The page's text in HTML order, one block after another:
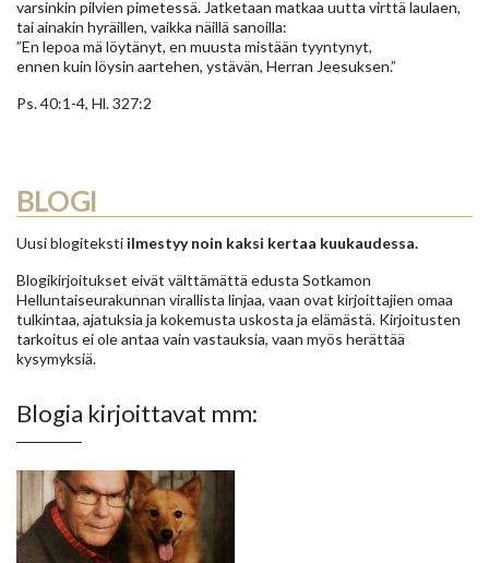
varsinkin pilvien pimetessä. Jatketaan matkaa uutta virttä laulaen,
tai ainakin hyräillen, vaikka näillä sanoilla:
”En lepoa mä löytänyt, en muusta mistään tyyntynyt,
ennen kuin löysin aartehen, ystävän, Herran Jeesuksen.”
Ps. 40:1-4, Hl. 327:2
BLOGI
Uusi blogiteksti ilmestyy noin kaksi kertaa kuukaudessa.
Blogikirjoitukset eivät välttämättä edusta Sotkamon
Helluntaiseurakunnan virallista linjaa, vaan ovat kirjoittajien omaa
tulkintaa, ajatuksia ja kokemusta uskosta ja elämästä. Kirjoitusten
tarkoitus ei ole antaa vain vastauksia, vaan myös herättää
kysymyksiä.
Blogia kirjoittavat mm: